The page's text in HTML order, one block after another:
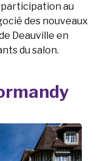
au
des nouveaux
Deauville en
du salon.